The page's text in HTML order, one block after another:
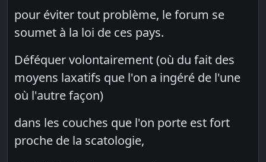
pour éviter tout problème, le forum se
soumet à la loi de ces pays.
Déféquer volontairement (où du fait des
moyens laxatifs que l'on a ingéré de l'une
où l'autre façon)
dans les couches que l'on porte est fort
proche de la scatologie,